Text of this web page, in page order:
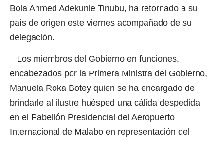
Bola Ahmed Adekunle Tinubu, ha retornado a su
país de origen este viernes acompañado de su
delegación.
Los miembros del Gobierno en funciones,
encabezados por la Primera Ministra del Gobierno,
Manuela Roka Botey quien se ha encargado de
brindarle al ilustre huésped una cálida despedida
en el Pabellón Presidencial del Aeropuerto
Internacional de Malabo en representación del